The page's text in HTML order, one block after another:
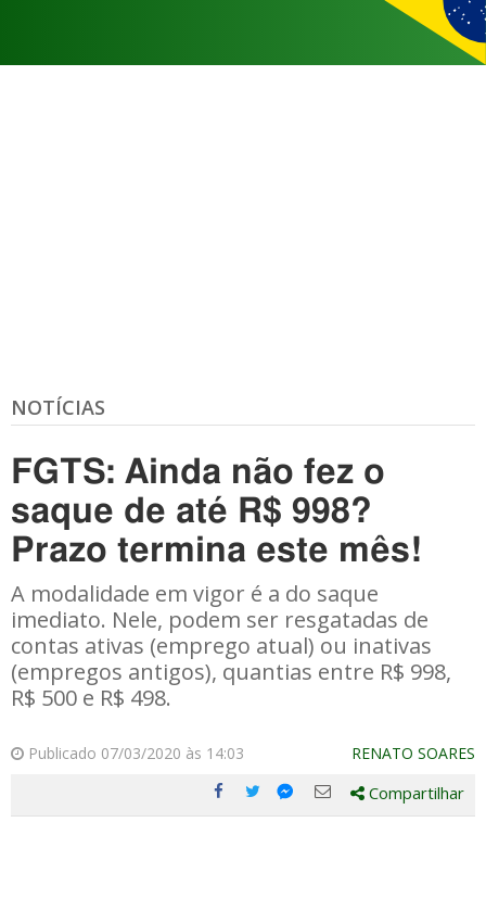
NOTÍCIAS
FGTS: Ainda não fez o
saque de até R$ 998?
Prazo termina este mês!
A modalidade em vigor é a do saque
imediato. Nele, podem ser resgatadas de
contas ativas (emprego atual) ou inativas
(empregos antigos), quantias entre R$ 998,
R$ 500 e R$ 498.
Publicado 07/03/2020 às 14:03 RENATO SOARES
Compartilhe
Compartilhe
Compartilhe
Compartilhe
Compartilhar